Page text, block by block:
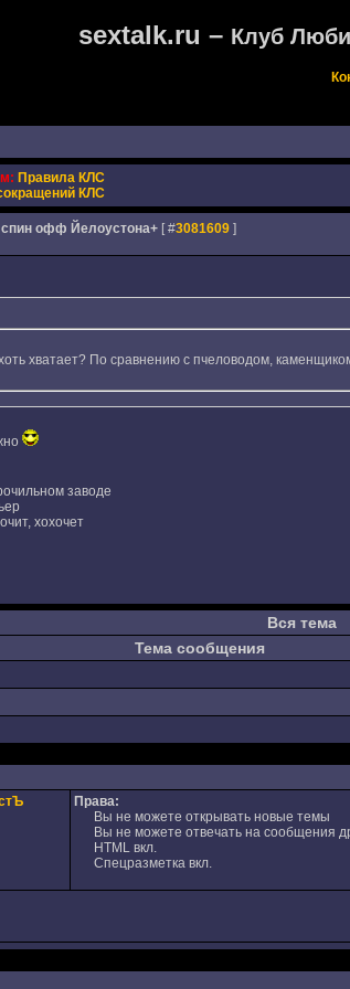
sextalk.ru – Клуб
Правила КЛС
КЛС
офф Йелоустона+ [ #3081609]
хватает? По сравнению с пчеловодом,
заводе
хохочет
Вся тема
Тема сообщения
Права:
Вы не можете открывать новые темы
Вы не можете отвечать на сообщения
HTML вкл.
Спецразметка вкл.